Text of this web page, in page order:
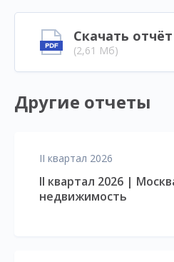
Скачать отчёт
(2,61 Мб)
Другие отчеты
II квартал 2026
II квартал 2026 |
недвижимость